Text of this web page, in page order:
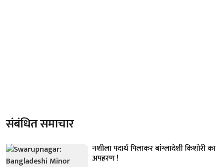
संबंधित समाचार
नशीला पदार्थ पिलाकर बांग्लादेशी किशोरी का
अपहरण !